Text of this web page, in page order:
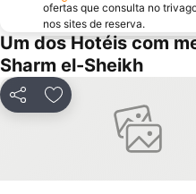
ofertas que consulta no
nos sites de reserva.
Um dos Hotéis com
Sharm el-Sheikh
PartilharAdicionar aos